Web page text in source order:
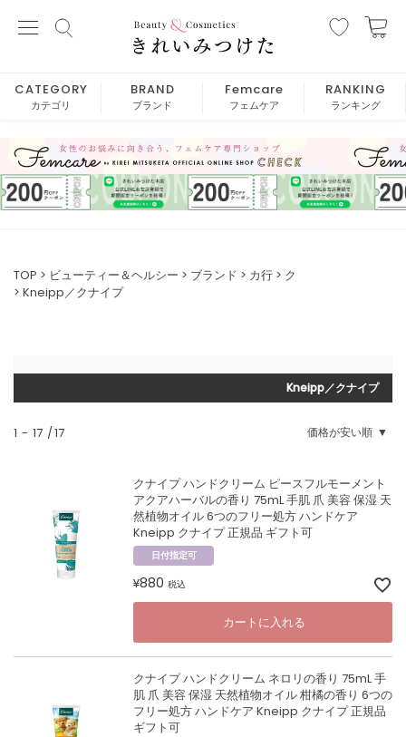
CATEGORY
カテゴリ
BRAND
ブランド
Femcare
フェムケア
RANKING
ランキング
TOP ビューティー＆ヘルシー ブランド カ行
ク
Kneipp／クナイプ
Kneipp／クナイプ
価格が安い順
1 - 17 17
クナイプ ハンドクリーム ピースフルモーメント
アクアハーバルの香り 75mL 手肌 爪 美容 保湿 天
然植物オイル 6つのフリー処方 ハンドケア
Kneipp クナイプ 正規品 ギフト可
日付指定可
¥880 税込
カートに入れる
クナイプ ハンドクリーム ネロリの香り 75mL 手
肌 爪 美容 保湿 天然植物オイル 柑橘の香り 6つの
フリー処方 ハンドケア Kneipp クナイプ 正規品
ギフト可